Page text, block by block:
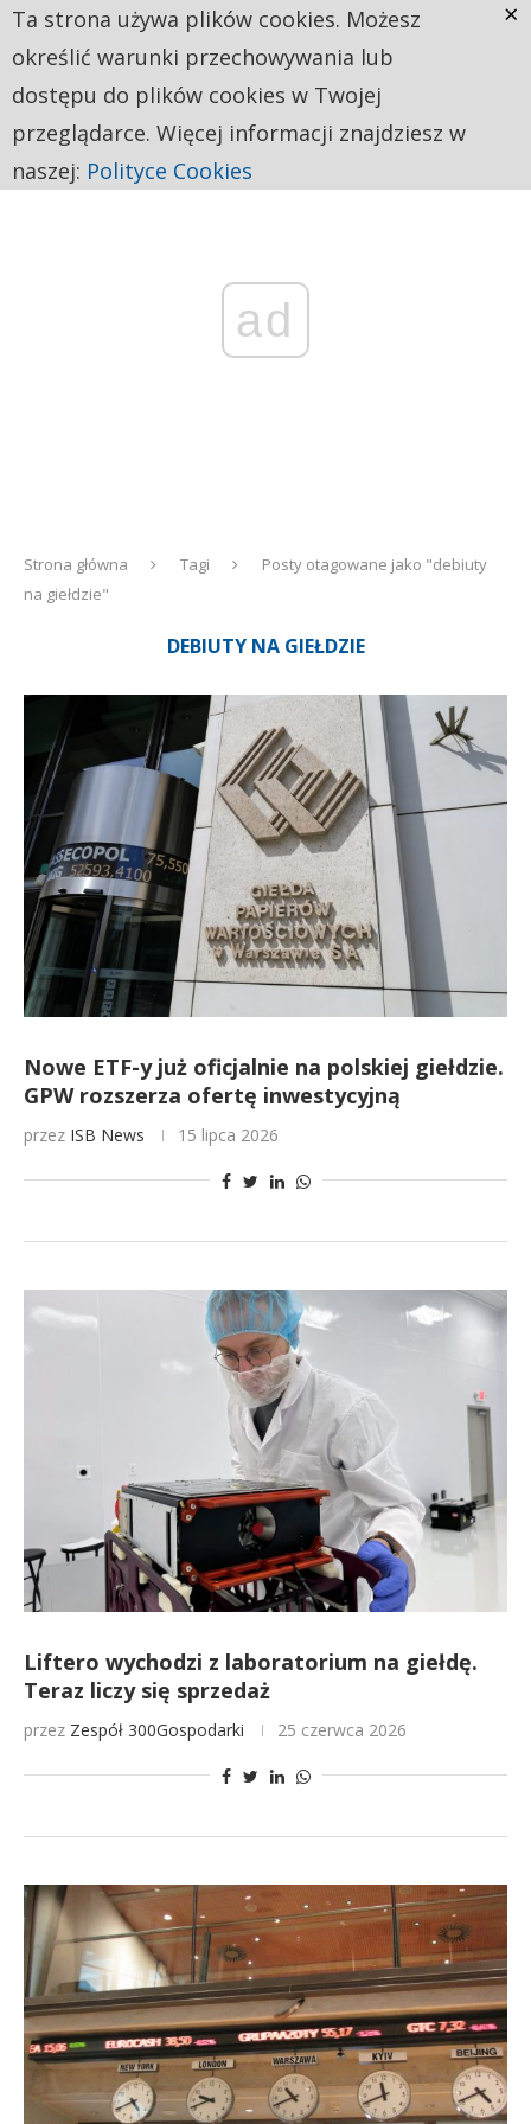
ad
Strona główna Tagi
Posty otagowane jako "debiuty
na giełdzie"
DEBIUTY NA GIEŁDZIE
Nowe ETF-y już oficjalnie na polskiej giełdzie.
GPW rozszerza ofertę inwestycyjną
przez ISB News 15 lipca 2026
Liftero wychodzi z laboratorium na giełdę.
Teraz liczy się sprzedaż
przez Zespół 300Gospodarki 25 czerwca 2026
Ta strona używa plików cookies. Możesz
określić warunki przechowywania lub
dostępu do plików cookies w Twojej
przeglądarce. Więcej informacji znajdziesz w
naszej: Polityce Cookies
×